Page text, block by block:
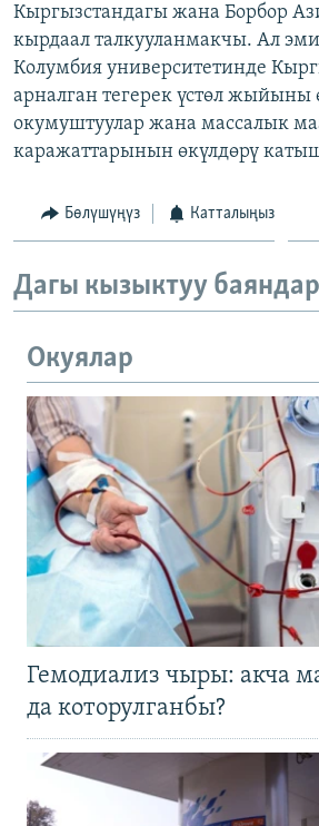
Кыргызстандагы жана Борбор
кырдаал талкууланмакчы. Ал
Колумбия университетинде
арналган тегерек үстөл жыйыны
окумуштуулар жана массалык
каражаттарынын өкүлдөрү
Бөлүшүңүз Катталыңыз
Дагы кызыктуу баяндар
Окуялар
Гемодиализ чыры: акча
да которулганбы?